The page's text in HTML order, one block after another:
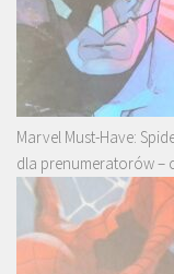
Marvel Must-Have:
dla prenumeratorów –